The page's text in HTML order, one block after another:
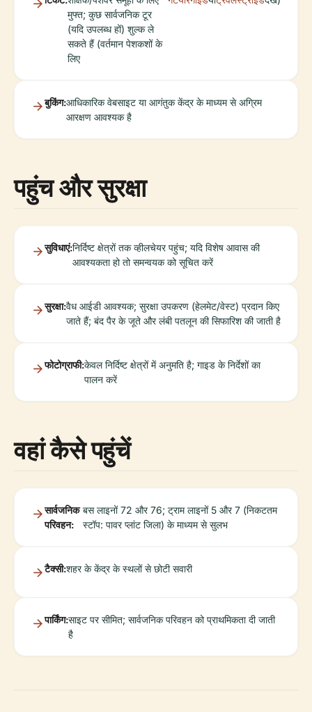
मुफ्त; कुछ सार्वजनिक टूर
(यदि उपलब्ध हों) शुल्क ले
सकते हैं (वर्तमान पेशकशों के
लिए
बुकिंग:आधिकारिक वेबसाइट या आगंतुक केंद्र के माध्यम से अग्रिम
आरक्षण आवश्यक है
पहुंच और सुरक्षा
सुविधाएं:निर्दिष्ट क्षेत्रों तक व्हीलचेयर पहुंच; यदि विशेष आवास की
आवश्यकता हो तो समन्वयक को सूचित करें
सुरक्षा:वैध आईडी आवश्यक; सुरक्षा उपकरण (हेलमेट/वेस्ट) प्रदान किए
जाते हैं; बंद पैर के जूते और लंबी पतलून की सिफारिश की जाती है
फोटोग्राफी:केवल निर्दिष्ट क्षेत्रों में अनुमति है; गाइड के निर्देशों का
पालन करें
वहां कैसे पहुंचें
सार्वजनिक
परिवहन:
बस लाइनों 72 और 76; ट्राम लाइनों 5 और 7 (निकटतम
स्टॉप: पावर प्लांट जिला) के माध्यम से सुलभ
टैक्सी:शहर के केंद्र के स्थलों से छोटी सवारी
पार्किंग:साइट पर सीमित; सार्वजनिक परिवहन को प्राथमिकता दी जाती
है